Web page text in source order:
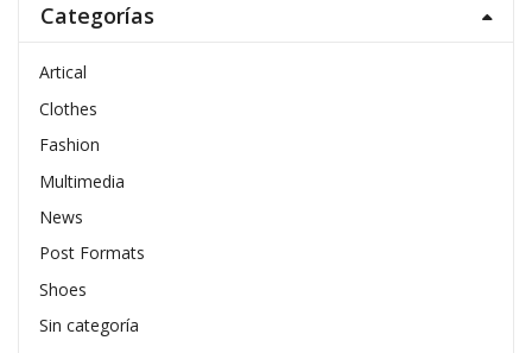
Categorías
Artical
Clothes
Fashion
Multimedia
News
Post Formats
Shoes
Sin categoría